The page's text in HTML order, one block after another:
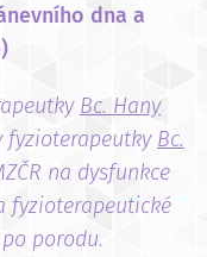
dna a
Bc. Hany
Bc.
na dysfunkce
fyzioterapeutické
porodu.